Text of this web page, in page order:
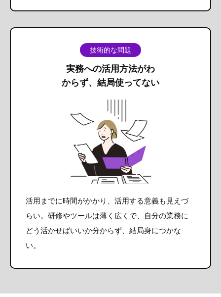
技術的な問題
実務への活用方法がわ
からず、結局使ってない
活用までに時間がかかり、活用する意義も見えづ
らい。研修やツールは薄く広くで、自分の業務に
どう活かせばいいか分からず、結局身につかな
い。